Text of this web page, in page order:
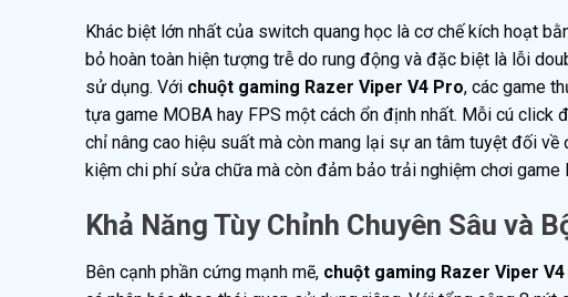
Khác biệt lớn nhất của switch quang học là cơ chế kích hoạt
bỏ hoàn toàn hiện tượng trễ do rung động và đặc biệt là lỗi
sử dụng. Với chuột gaming Razer Viper V4 Pro, các game
tựa game MOBA hay FPS một cách ổn định nhất. Mỗi cú click
chỉ nâng cao hiệu suất mà còn mang lại sự an tâm tuyệt đối
kiệm chi phí sửa chữa mà còn đảm bảo trải nghiệm chơi
Khả Năng Tùy Chỉnh Chuyên Sâu và
Bên cạnh phần cứng mạnh mẽ, chuột gaming Razer Viper